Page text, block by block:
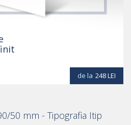
de la 248LEI
50 mm - Tipografia Itip